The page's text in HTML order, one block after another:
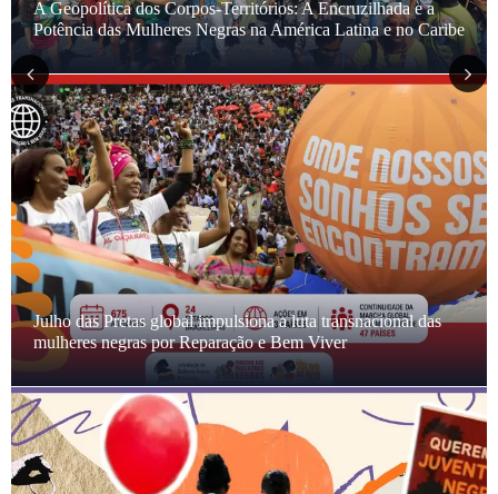
Prev
ious
Ativistas da AMNB são selecionadas para integrar grupo de
consulta e assessoramento da ONU Mulheres Brasil
Julho das Pretas 2026: Webinários Globais sobre Reparação
e Bem Viver articulam a luta transnacional das Mulheres
Negras
Nex
t